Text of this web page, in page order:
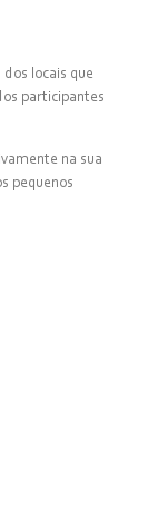
locais que
participantes
na sua
pequenos